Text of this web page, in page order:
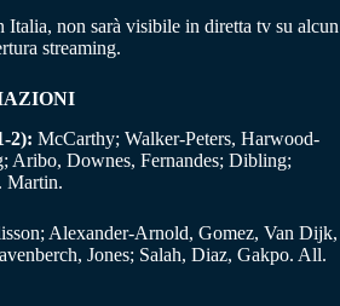
non sarà visibile in diretta tv su alcun
streaming.
2): McCarthy; Walker-Peters, Harwood-
Aribo, Downes, Fernandes; Dibling;
Martin.
Alexander-Arnold, Gomez, Van Dijk,
Jones; Salah, Diaz, Gakpo. All.